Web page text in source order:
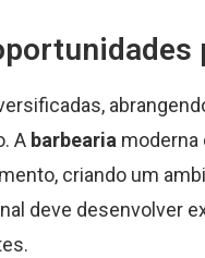
A barbearia moderna
criando um
deve desenvolver